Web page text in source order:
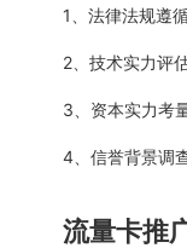
1、法律法规遵
2、技术实力评
3、资本实力考
4、信誉背景调
流量卡推